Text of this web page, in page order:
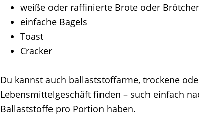
weiße oder raffinierte Brote oder
einfache Bagels
Toast
Cracker
Du kannst auch ballaststoffarme, trockene
Lebensmittelgeschäft finden – such einfach
Ballaststoffe pro Portion haben.